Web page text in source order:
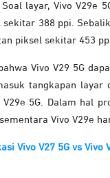
layar, Vivo V29e
388 ppi.
piksel sekitar 453
Vivo V29 5G
tangkapan
5G. Dalam hal
Vivo V29e
Vivo V27 5G vs Vivo